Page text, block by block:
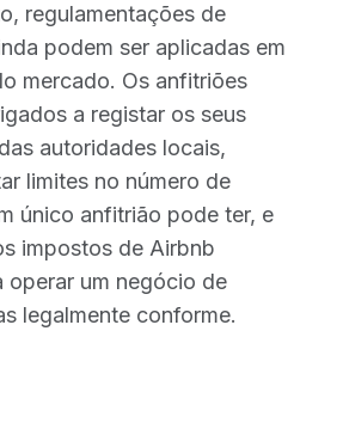
regulamentações de
podem ser aplicadas em
mercado. Os anfitriões
a registar os seus
autoridades locais,
limites no número de
único anfitrião pode ter, e
impostos de Airbnb
operar um negócio de
legalmente conforme.